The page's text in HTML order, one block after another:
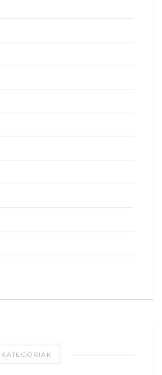
KATEGÓRIÁK